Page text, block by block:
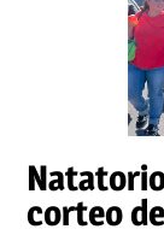
corteo